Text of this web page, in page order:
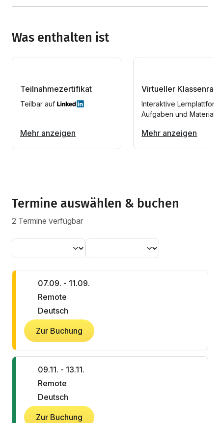
Was enthalten ist
Teilnahmezertifikat
Teilbar auf
Mehr anzeigen
Virtueller
Interaktive
Aufgaben und
Mehr anzeigen
Termine auswählen & buchen
2 Termine verfügbar
07.09. - 11.09.
Remote
Deutsch
Zur Buchung
09.11. - 13.11.
Remote
Deutsch
Zur Buchung